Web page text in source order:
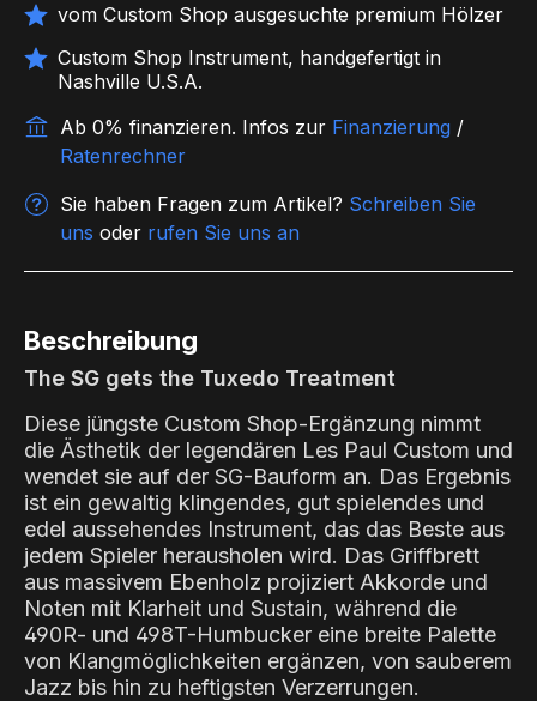
vom Custom Shop ausgesuchte premium Hölzer
Custom Shop Instrument, handgefertigt in
Nashville U.S.A.
Ab 0% finanzieren. Infos zur Finanzierung /
Ratenrechner
Sie haben Fragen zum Artikel? Schreiben Sie
uns oder rufen Sie uns an
Beschreibung
The SG gets the Tuxedo Treatment
Diese jüngste Custom Shop-Ergänzung nimmt
die Ästhetik der legendären Les Paul Custom und
wendet sie auf der SG-Bauform an. Das Ergebnis
ist ein gewaltig klingendes, gut spielendes und
edel aussehendes Instrument, das das Beste aus
jedem Spieler herausholen wird. Das Griffbrett
aus massivem Ebenholz projiziert Akkorde und
Noten mit Klarheit und Sustain, während die
490R- und 498T-Humbucker eine breite Palette
von Klangmöglichkeiten ergänzen, von sauberem
Jazz bis hin zu heftigsten Verzerrungen.